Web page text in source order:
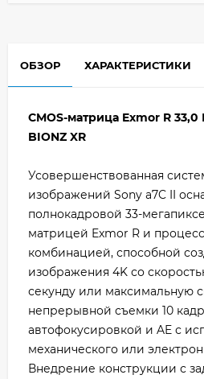
ОБЗОР ХАРАКТЕРИСТИКИ
CMOS-матрица Exmor R
BIONZ XR
Усовершенствованная
изображений Sony a7C II
полнокадровой 33-
матрицей Exmor R и
комбинацией, способной
изображения 4K со
секунду или максимальную
непрерывной съемки 10
автофокусировкой и AE с
механического или
Внедрение конструкции с